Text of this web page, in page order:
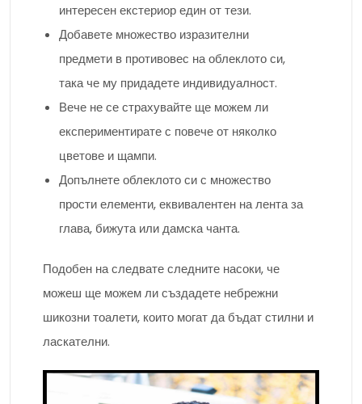
интересен екстериор един от тези.
Добавете множество изразителни
предмети в противовес на облеклото си,
така че му придадете индивидуалност.
Вече не се страхувайте ще можем ли
експериментирате с повече от няколко
цветове и щампи.
Допълнете облеклото си с множество
прости елементи, еквивалентен на лента за
глава, бижута или дамска чанта.
Подобен на следвате следните насоки, че
можеш ще можем ли създадете небрежни
шикозни тоалети, които могат да бъдат стилни и
ласкателни.